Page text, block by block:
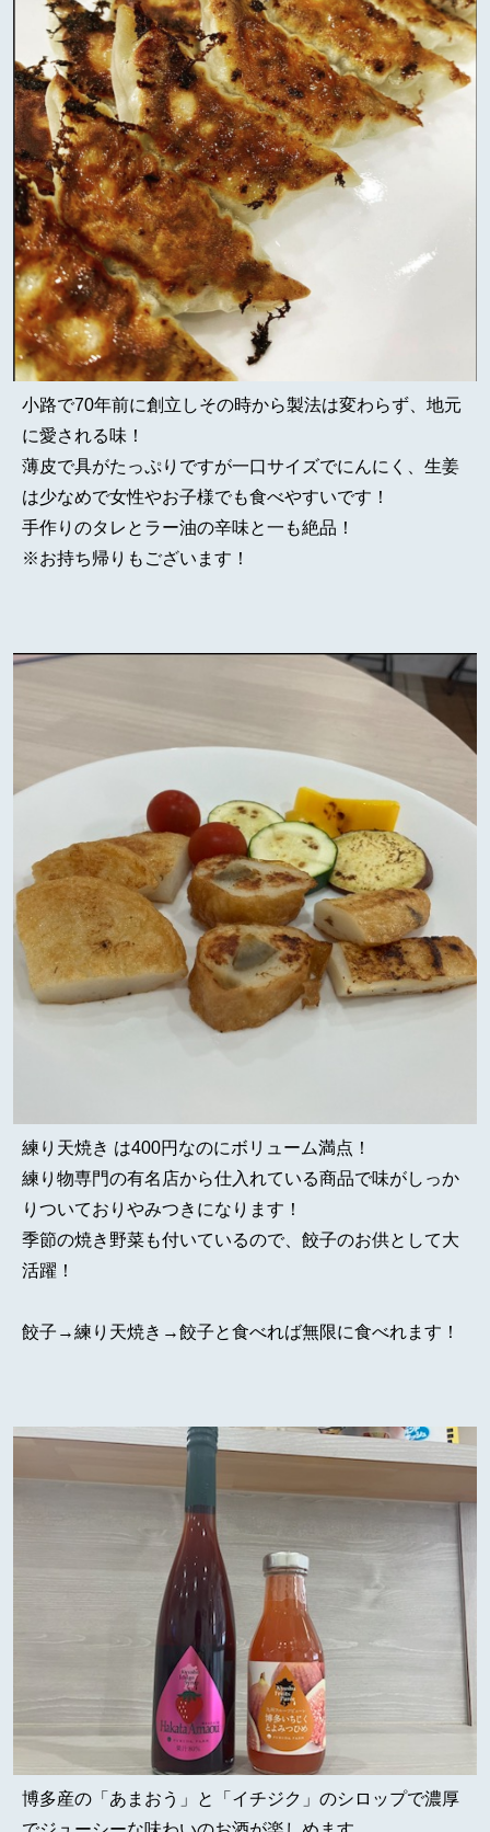
小路で70年前に創立しその時から製法は変わらず、地元
に愛される味！
薄皮で具がたっぷりですが一口サイズでにんにく、生姜
は少なめで女性やお子様でも食べやすいです！
手作りのタレとラー油の辛味と一も絶品！
※お持ち帰りもございます！
練り天焼き は400円なのにボリューム満点！
練り物専門の有名店から仕入れている商品で味がしっか
りついておりやみつきになります！
季節の焼き野菜も付いているので、餃子のお供として大
活躍！
餃子→練り天焼き→餃子と食べれば無限に食べれます！
博多産の「あまおう」と「イチジク」のシロップで濃厚